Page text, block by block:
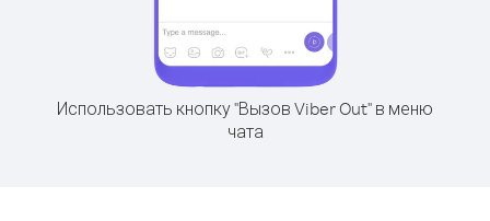
Использовать кнопку "Вызов Viber Out" в меню
чата